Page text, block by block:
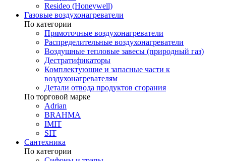
Resideo (Honeywell)
Газовые воздухонагреватели
По категории
Прямоточные воздухонагреватели
Распределительные воздухонагреватели
Воздушные тепловые завесы (природный газ)
Дестратификаторы
Комплектующие и запасные части к
воздухонагревателям
Детали отвода продуктов сгорания
По торговой марке
Adrian
BRAHMA
IMIT
SIT
Сантехника
По категории